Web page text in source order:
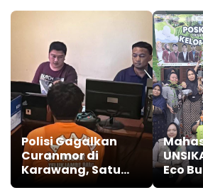
Polisi Gagalkan
Curanmor di
Karawang, Satu
Terduga Pelaku
Eco